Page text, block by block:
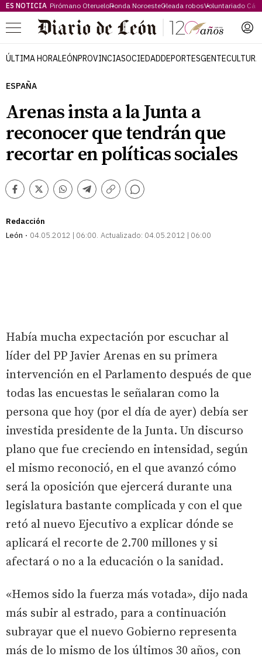
ES NOTICIA Pirómano OterueloRonda NoroesteOleada robosVoluntariado
Menú
ÚLTIMA HORALEÓNPROVINCIASOCIEDADDEPORTESGENTECULTURA
ESPAÑA
Arenas insta a la Junta a
reconocer que tendrán que
recortar en políticas sociales
Facebook
TwitterWhatsappTelegram
Copiar
Comentarios
Redacción
León
04.05.2012 | 06:00 Actualizado: 04.05.2012 | 06:00
Había mucha expectación por escuchar al
líder del PP Javier Arenas en su primera
intervención en el Parlamento después de que
todas las encuestas le señalaran como la
persona que hoy (por el día de ayer) debía ser
investida presidente de la Junta. Un discurso
plano que fue creciendo en intensidad, según
el mismo reconoció, en el que avanzó cómo
será la oposición que ejercerá durante una
legislatura bastante complicada y con el que
retó al nuevo Ejecutivo a explicar dónde se
aplicará el recorte de 2.700 millones y si
afectará o no a la educación o la sanidad.
«Hemos sido la fuerza más votada», dijo nada
más subir al estrado, para a continuación
subrayar que el nuevo Gobierno representa
más de lo mismo de los últimos 30 años, con